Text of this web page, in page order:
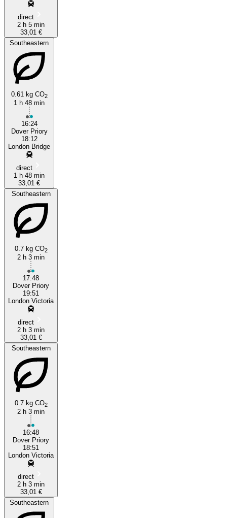
direct
2 h 5 min
33,01 €
Southeastern
0.61 kg CO2
1 h 48 min
16:24
Dover Priory
18:12
London Bridge
direct
1 h 48 min
33,01 €
Southeastern
0.7 kg CO2
2 h 3 min
17:48
Dover Priory
19:51
London Victoria
direct
2 h 3 min
33,01 €
Southeastern
0.7 kg CO2
2 h 3 min
16:48
Dover Priory
18:51
London Victoria
direct
2 h 3 min
33,01 €
Southeastern